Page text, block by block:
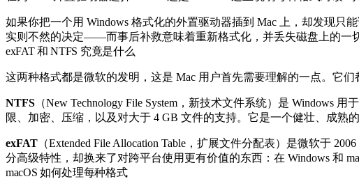
如果你把一个用 Windows 格式化的外置驱动器插到 Mac 上，却发现只
实则不然的决定——而事后补救意味着重新格式化，并丢失磁盘上的一
exFAT 和 NTFS 究竟是什么
这两种格式都是微软的发明，这是 Mac 用户首先需要理解的一点。它们
NTFS （New Technology File System，新技术文件系统）是 Windows
限、加密、压缩，以及对大于 4 GB 文件的支持。它是一个健壮、成熟
exFAT （Extended File Allocation Table，扩展文件分配表）是微软于
分高级特性，却换来了对跨平台使用更有价值的东西：在 Windows 和
macOS 如何处理每种格式